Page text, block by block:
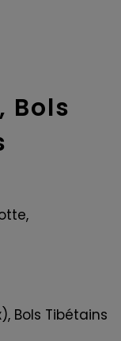
Bols
Bols Tibétains